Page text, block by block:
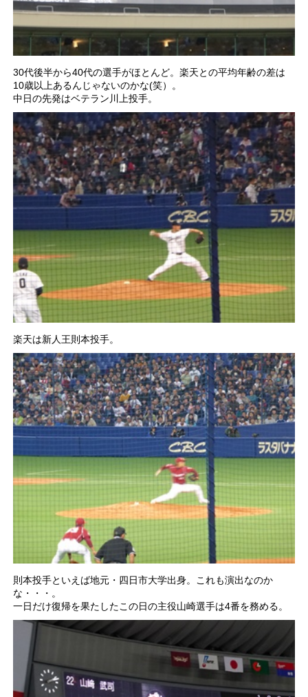
30代後半から40代の選手がほとんど。楽天との平均年齢の差は
10歳以上あるんじゃないのかな(笑）。
中日の先発はベテラン川上投手。
楽天は新人王則本投手。
則本投手といえば地元・四日市大学出身。これも演出なのか
な・・・。
一日だけ復帰を果たしたこの日の主役山崎選手は4番を務める。